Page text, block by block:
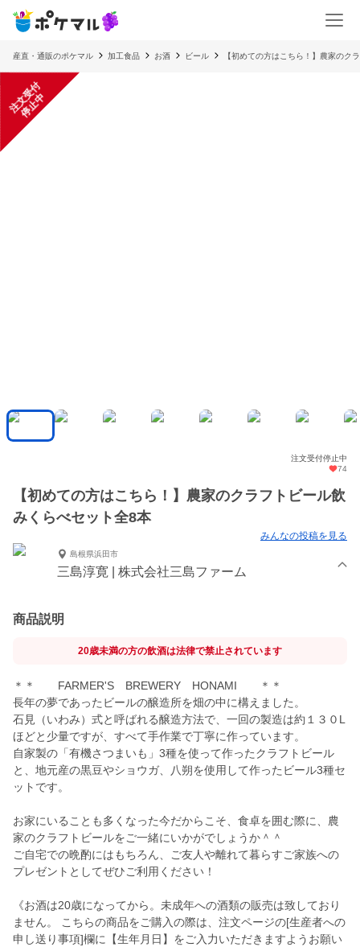
産直・通販のポケマル 加工食品 お酒 ビール 【初めての方はこちら！】農家のク
注
文
受
付
停
止
中
注文受付停止中
74
【初めての方はこちら！】農家のクラフトビール飲
みくらべセット全8本
みんなの投稿を見る
島根県浜田市
三島淳寛 | 株式会社三島ファーム
商品説明
20歳未満の方の飲酒は法律で禁止されています
＊＊ FARMER'S BREWERY HONAMI ＊＊
長年の夢であったビールの醸造所を畑の中に構えました。
石見（いわみ）式と呼ばれる醸造方法で、一回の製造は約１３０L
ほどと少量ですが、すべて手作業で丁寧に作っています。
自家製の「有機さつまいも」3種を使って作ったクラフトビール
と、地元産の黒豆やショウガ、八朔を使用して作ったビール3種セ
ットです。
お家にいることも多くなった今だからこそ、食卓を囲む際に、農
家のクラフトビールをご一緒にいかがでしょうか＾＾
ご自宅での晩酌にはもちろん、ご友人や離れて暮らすご家族への
プレゼントとしてぜひご利用ください！
《お酒は20歳になってから。未成年への酒類の販売は致しており
ません。 こちらの商品をご購入の際は、注文ページの[生産者への
申し送り事項]欄に【生年月日】をご入力いただきますようお願い